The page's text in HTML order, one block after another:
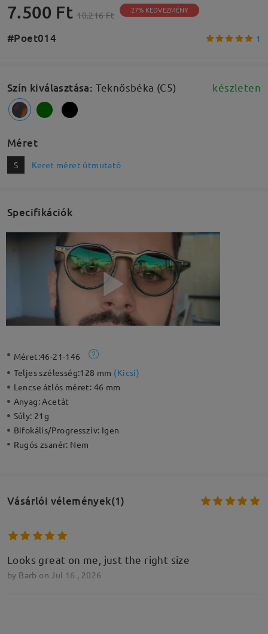
7.500 Ft 10.216 Ft 27% KEDVEZMÉNY
#Poet014 1
Szín kiválasztása: Teknősbéka (C5) készleten
Méret
S Keret méret útmutató
Specifikációk
Méret:46-21-146
Teljes szélesség:128 mm (Kicsi)
Lencse átlós méret: 46 mm
Anyag:Acetát
Súly: 21g
Bifokális/Progresszív: Igen
Rugós zsanér: Nem
Vásárlói vélemények(1)
Looks great on me, just the right size
by Barb on Jul 16 , 2026